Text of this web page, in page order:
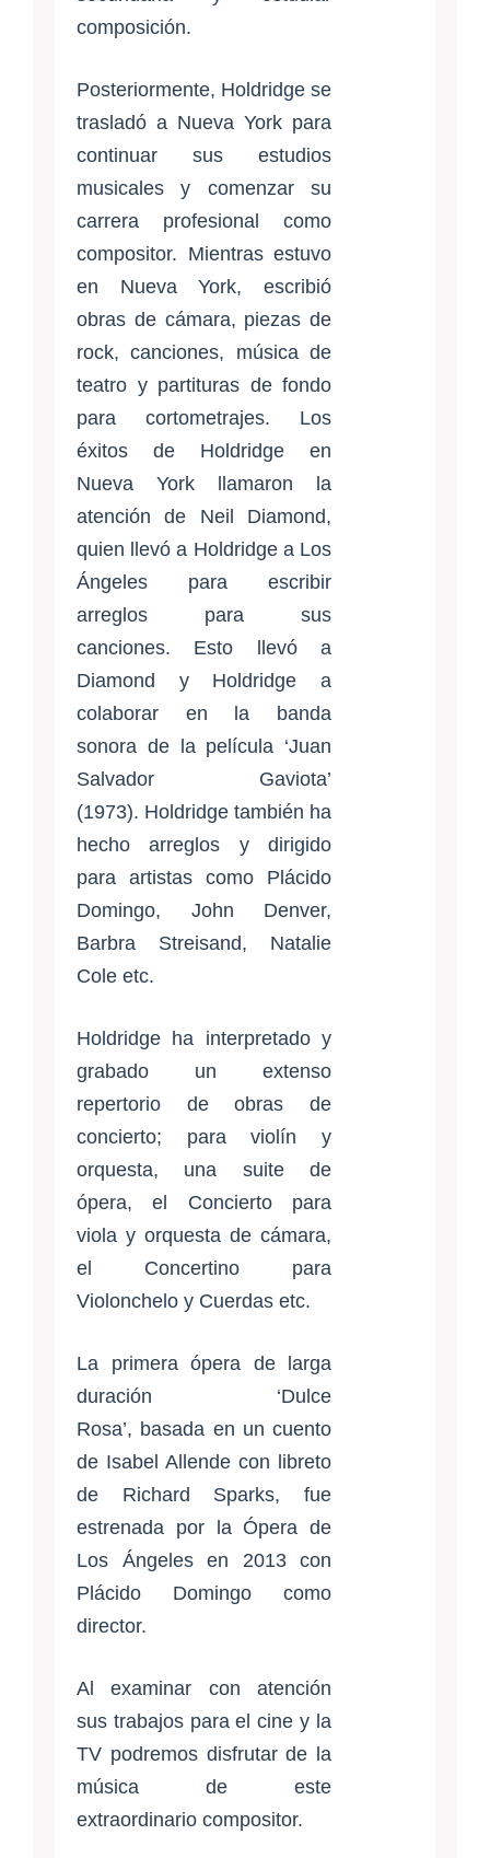
composición.
Posteriormente, Holdridge se
trasladó a Nueva York para
continuar sus estudios
musicales y comenzar su
carrera profesional como
compositor. Mientras estuvo
en Nueva York, escribió
obras de cámara, piezas de
rock, canciones, música de
teatro y partituras de fondo
para cortometrajes. Los
éxitos de Holdridge en
Nueva York llamaron la
atención de Neil Diamond,
quien llevó a Holdridge a Los
Ángeles para escribir
arreglos para sus
canciones. Esto llevó a
Diamond y Holdridge a
colaborar en la banda
sonora de la película ‘Juan
Salvador Gaviota’
(1973). Holdridge también ha
hecho arreglos y dirigido
para artistas como Plácido
Domingo, John Denver,
Barbra Streisand, Natalie
Cole etc.
Holdridge ha interpretado y
grabado un extenso
repertorio de obras de
concierto; para violín y
orquesta, una suite de
ópera, el Concierto para
viola y orquesta de cámara,
el Concertino para
Violonchelo y Cuerdas etc.
La primera ópera de larga
duración ‘Dulce
Rosa’, basada en un cuento
de Isabel Allende con libreto
de Richard Sparks, fue
estrenada por la Ópera de
Los Ángeles en 2013 con
Plácido Domingo como
director.
Al examinar con atención
sus trabajos para el cine y la
TV podremos disfrutar de la
música de este
extraordinario compositor.